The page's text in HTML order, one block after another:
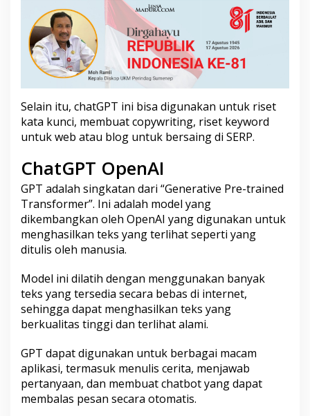
Selain itu, chatGPT ini bisa digunakan untuk riset
kata kunci, membuat copywriting, riset keyword
untuk web atau blog untuk bersaing di SERP.
ChatGPT OpenAI
GPT adalah singkatan dari “Generative Pre-trained
Transformer”. Ini adalah model yang
dikembangkan oleh OpenAI yang digunakan untuk
menghasilkan teks yang terlihat seperti yang
ditulis oleh manusia.
Model ini dilatih dengan menggunakan banyak
teks yang tersedia secara bebas di internet,
sehingga dapat menghasilkan teks yang
berkualitas tinggi dan terlihat alami.
GPT dapat digunakan untuk berbagai macam
aplikasi, termasuk menulis cerita, menjawab
pertanyaan, dan membuat chatbot yang dapat
membalas pesan secara otomatis.